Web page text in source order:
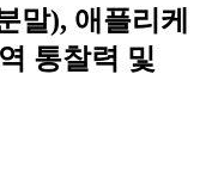
말), 애플리케
통찰력 및